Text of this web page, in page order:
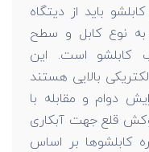
باید از دیتگاه
به نوع کابل و سطح
کابلشو است. این
بالایی هستند
دوام و مقابله با
قلع جهت آبکاری
کابلشوها بر اساس